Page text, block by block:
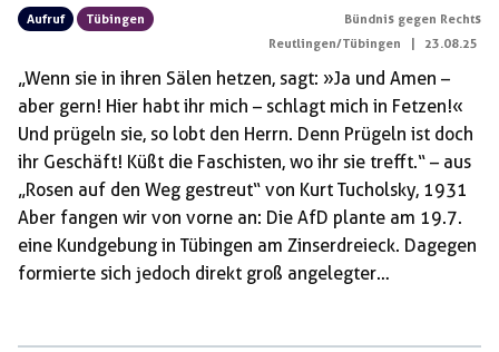
Aufruf Tübingen
Bündnis gegen Rechts
Reutlingen/Tübingen
| 23.08.25
„Wenn sie in ihren Sälen hetzen, sagt: »Ja und Amen –
aber gern! Hier habt ihr mich – schlagt mich in Fetzen!«
Und prügeln sie, so lobt den Herrn. Denn Prügeln ist doch
ihr Geschäft! Küßt die Faschisten, wo ihr sie trefft.“ – aus
„Rosen auf den Weg gestreut“ von Kurt Tucholsky, 1931
Aber fangen wir von vorne an: Die AfD plante am 19.7.
eine Kundgebung in Tübingen am Zinserdreieck. Dagegen
formierte sich jedoch direkt groß angelegter